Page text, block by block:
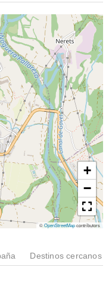
+
−
©OpenStreetMapcontributors
Destinos cercanos a